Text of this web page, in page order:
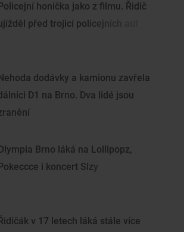
honička jako z filmu. Řidič
před trojicí policejních aut
dodávky a kamionu zavřela
D1 na Brno. Dva lidé jsou
Brno láká na Lollipopz,
i koncert Slzy
v 17 letech láká stále více